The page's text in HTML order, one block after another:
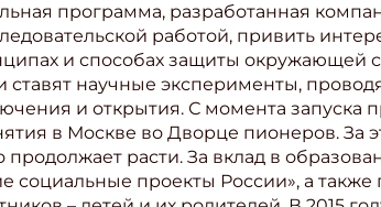
программа, разработанная
работой, привить
и способах защиты окружающей
ставят научные эксперименты,
и открытия. С момента запуска
в Москве во Дворце пионеров. За
расти. За вклад в
проекты России», а